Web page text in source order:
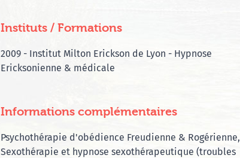
Instituts / Formations
2009 - Institut Milton Erickson de Lyon - Hypnose
Ericksonienne & médicale
Informations complémentaires
Psychothérapie d'obédience Freudienne & Rogérienne,
Sexothérapie et hypnose sexothérapeutique (troubles